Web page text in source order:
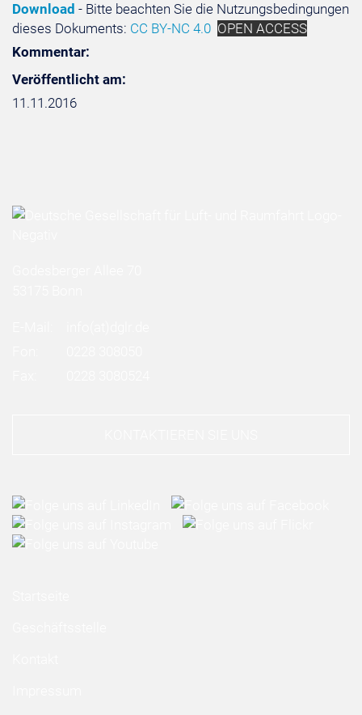
Download - Bitte beachten Sie die Nutzungsbedingungen
dieses Dokuments: CC BY-NC 4.0 OPEN ACCESS
Kommentar:
Veröffentlicht am:
11.11.2016